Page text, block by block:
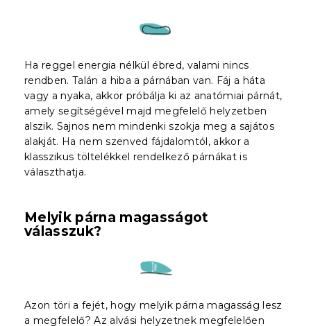
Ha reggel energia nélkül ébred, valami nincs
rendben. Talán a hiba a párnában van. Fáj a háta
vagy a nyaka, akkor próbálja ki az anatómiai párnát,
amely segítségével majd megfelelő helyzetben
alszik. Sajnos nem mindenki szokja meg a sajátos
alakját. Ha nem szenved fájdalomtól, akkor a
klasszikus töltelékkel rendelkező párnákat is
választhatja.
Melyik párna magasságot
válasszuk?
Azon töri a fejét, hogy melyik párna magasság lesz
a megfelelő? Az alvási helyzetnek megfelelően